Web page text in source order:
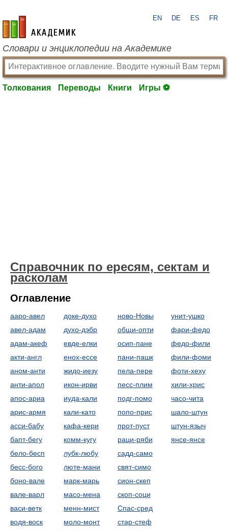
academic.ru
EN DE ES FR
Словари и энциклопедии на Академике
Толкования Переводы Книги Игры ⚽
Справочник по ересям, сектам и
расколам
Оглавление
ааро-авел
авел-адам
адам-акеф
акти-англ
аном-анти
анти-апол
апос-ариа
арис-армя
асси-бабу
бапт-бегу
бело-бесп
бесс-бого
боно-вале
вале-варл
васи-ветк
водя-воск
доке-духо
духо-дэбр
евде-елки
енох-ессе
жидо-иезу
икон-ирви
иуда-кали
кали-като
кафа-кери
комм-кугу
лубк-любу
люте-мани
марк-марь
масо-мена
менн-мист
моло-монт
ново-Новы
общи-опти
осип-пане
пани-пашк
пела-пере
песс-плим
подг-помо
попо-прис
прот-пуст
раци-ряби
садд-само
свят-симо
сион-скеп
скоп-соци
Спас-сред
стар-стеф
унит-ушко
фари-федо
федо-фили
фили-фоми
фоти-хеху
хили-хрис
часо-чита
шало-штун
штун-языч
янсе-янсе